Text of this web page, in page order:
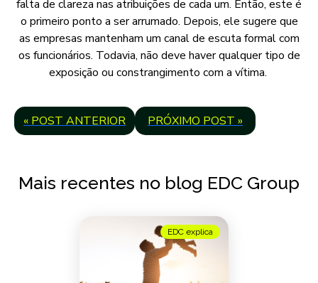
falta de clareza nas atribuições de cada um. Então, este é
o primeiro ponto a ser arrumado. Depois, ele sugere que
as empresas mantenham um canal de escuta formal com
os funcionários. Todavia, não deve haver qualquer tipo de
exposição ou constrangimento com a vítima.
« POST ANTERIOR PRÓXIMO POST »
Mais recentes no blog EDC Group
EDC explica